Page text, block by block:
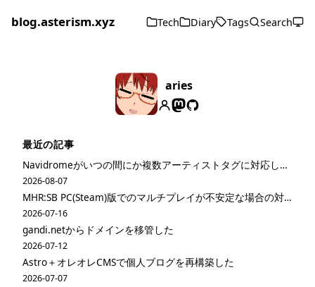
blog.asterism.xyz Tech Diary Tags Search
aries
最近の記事
Navidromeがいつの間にか複数アーティストタグに対応してた
2026-08-07
MHR:SB PC(Steam)版でのマルチプレイが不安定な場合の対策
2026-07-16
gandi.netからドメインを移管した
2026-07-12
Astro＋オレオレCMSで個人ブログを再構築した
2026-07-07